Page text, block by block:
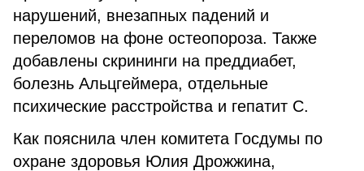
нарушений, внезапных падений и
переломов на фоне остеопороза. Также
добавлены скрининги на преддиабет,
болезнь Альцгеймера, отдельные
психические расстройства и гепатит С.
Как пояснила член комитета Госдумы по
охране здоровья Юлия Дрожжина,